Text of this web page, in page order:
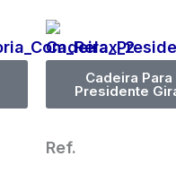
Cadeira
Presidente
Ref.